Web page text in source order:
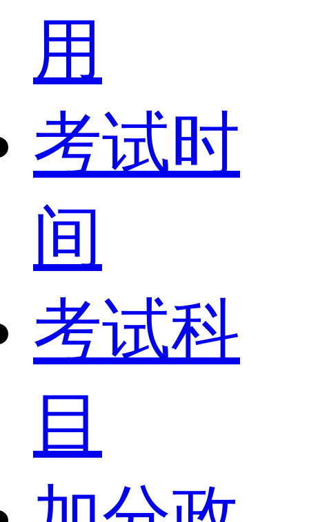
用
考试时
间
考试科
目